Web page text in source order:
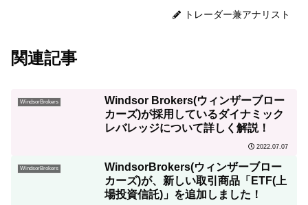
トレーダー兼アナリスト
関連記事
WindsorBrokers
Windsor Brokers(ウィンザーブロー
カーズ)が採用しているダイナミック
レバレッジについて詳しく解説！
2022.07.07
WindsorBrokers
WindsorBrokers(ウィンザーブロー
カーズ)が、新しい取引商品「ETF(上
場投資信託)」を追加しました！